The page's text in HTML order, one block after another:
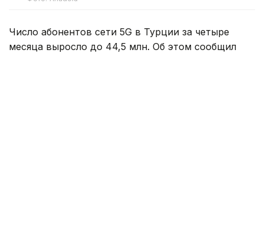
Число абонентов сети 5G в Турции за четыре
месяца выросло до 44,5 млн. Об этом сообщил